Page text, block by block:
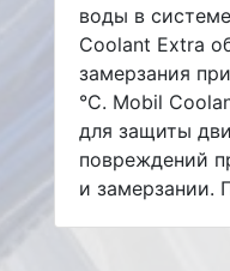
воды в
Coolant Extra
замерзания
°C. Mobil
для защиты
повреждений
и замерзании.